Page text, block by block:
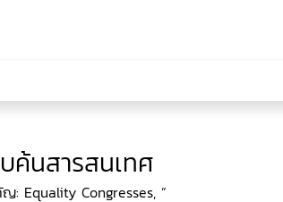
ค้นสารสนเทศ
: Equality Congresses, ”